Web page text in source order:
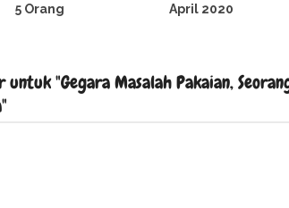
5 Orang
April 2020
untuk "Gegara Masalah Pakaian,